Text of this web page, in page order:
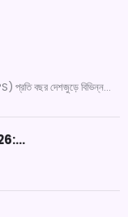
বছর দেশজুড়ে বিভিন্ন...